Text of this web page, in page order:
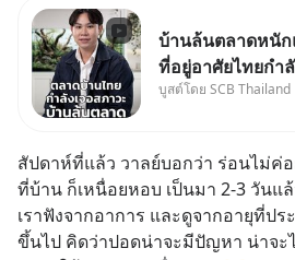
บ้านล้นตลาดหนั
ที่อยู่อาศัยไทยกำลั
Oversupply หนัก
#บ้านล้นตลาด #เ
#EICAround
สามารถดูคลิปท
บูสต์โดย SCB Thailand
สัปดาห์ที่แล้ว วาลย์บอกว่า ร่อนไม่ค่
ที่บ้าน ก็เหนื่อยหอบ เป็นมา 2-3 วันแ
เราฟังจากอาการ และดูจากอายุที่ปร
ขึ้นไป คิดว่าปอดน่าจะมีปัญหา น่าจะ